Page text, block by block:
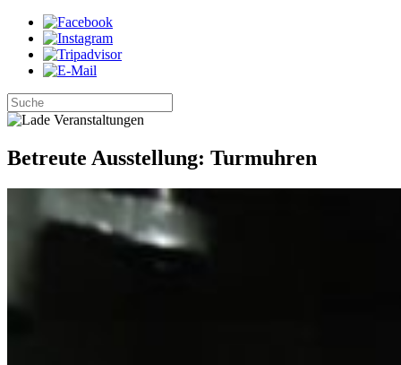
Betreute Ausstellung: Turmuhren